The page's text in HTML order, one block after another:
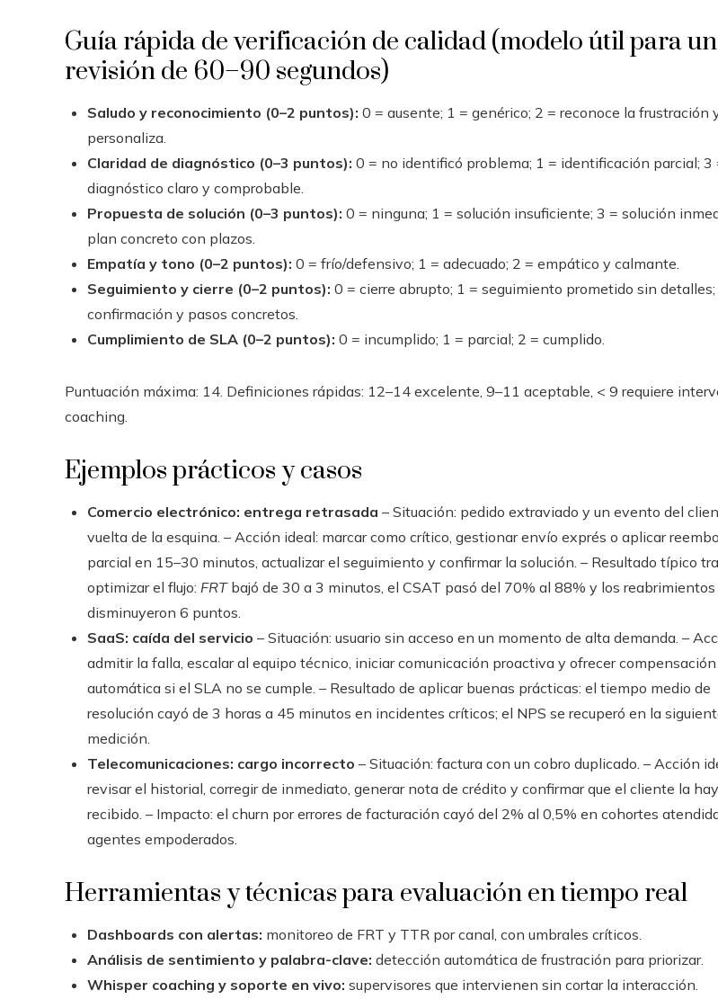
Guía rápida de verificación de calidad (modelo útil para
revisión de 60–90 segundos)
Saludo y reconocimiento (0–2 puntos): 0 = ausente; 1 = genérico; 2 = reconoce la frustración
personaliza.
Claridad de diagnóstico (0–3 puntos): 0 = no identificó problema; 1 = identificación parcial; 3
diagnóstico claro y comprobable.
Propuesta de solución (0–3 puntos): 0 = ninguna; 1 = solución insuficiente; 3 = solución
plan concreto con plazos.
Empatía y tono (0–2 puntos): 0 = frío/defensivo; 1 = adecuado; 2 = empático y calmante.
Seguimiento y cierre (0–2 puntos): 0 = cierre abrupto; 1 = seguimiento prometido sin detalles;
confirmación y pasos concretos.
Cumplimiento de SLA (0–2 puntos): 0 = incumplido; 1 = parcial; 2 = cumplido.
Puntuación máxima: 14. Definiciones rápidas: 12–14 excelente, 9–11 aceptable, < 9 requiere
coaching.
Ejemplos prácticos y casos
Comercio electrónico: entrega retrasada – Situación: pedido extraviado y un evento del
vuelta de la esquina. – Acción ideal: marcar como crítico, gestionar envío exprés o aplicar
parcial en 15–30 minutos, actualizar el seguimiento y confirmar la solución. – Resultado típico
optimizar el flujo: FRTbajó de 30 a 3 minutos, el CSAT pasó del 70% al 88% y los reabrimientos
disminuyeron 6 puntos.
SaaS: caída del servicio – Situación: usuario sin acceso en un momento de alta demanda. –
admitir la falla, escalar al equipo técnico, iniciar comunicación proactiva y ofrecer compensación
automática si el SLA no se cumple. – Resultado de aplicar buenas prácticas: el tiempo medio de
resolución cayó de 3 horas a 45 minutos en incidentes críticos; el NPS se recuperó en la
medición.
Telecomunicaciones: cargo incorrecto – Situación: factura con un cobro duplicado. – Acción
revisar el historial, corregir de inmediato, generar nota de crédito y confirmar que el cliente la
recibido. – Impacto: el churn por errores de facturación cayó del 2% al 0,5% en cohortes
agentes empoderados.
Herramientas y técnicas para evaluación en tiempo real
Dashboards con alertas: monitoreo de FRT y TTR por canal, con umbrales críticos.
Análisis de sentimiento y palabra-clave: detección automática de frustración para priorizar.
Whisper coaching y soporte en vivo: supervisores que intervienen sin cortar la interacción.